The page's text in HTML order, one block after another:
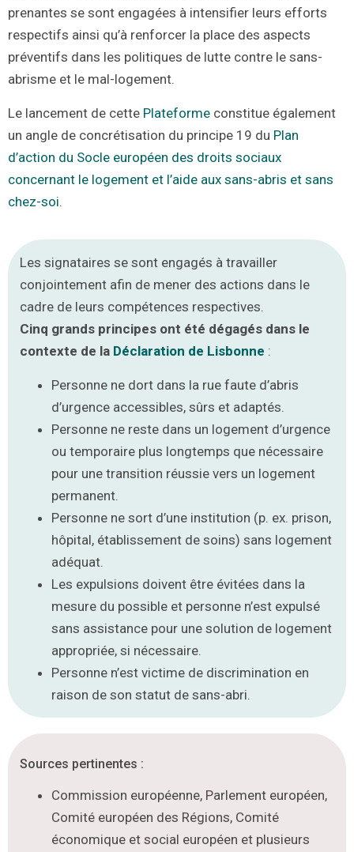
prenantes se sont engagées à intensifier leurs efforts
respectifs ainsi qu’à renforcer la place des aspects
préventifs dans les politiques de lutte contre le sans-
abrisme et le mal-logement.
Le lancement de cette Plateforme constitue également
un angle de concrétisation du principe 19 du Plan
d’action du Socle européen des droits sociaux
concernant le logement et l’aide aux sans-abris et sans
chez-soi.
Les signataires se sont engagés à travailler
conjointement afin de mener des actions dans le
cadre de leurs compétences respectives.
Cinq grands principes ont été dégagés dans le
contexte de la Déclaration de Lisbonne :
Personne ne dort dans la rue faute d’abris
d’urgence accessibles, sûrs et adaptés.
Personne ne reste dans un logement d’urgence
ou temporaire plus longtemps que nécessaire
pour une transition réussie vers un logement
permanent.
Personne ne sort d’une institution (p. ex. prison,
hôpital, établissement de soins) sans logement
adéquat.
Les expulsions doivent être évitées dans la
mesure du possible et personne n’est expulsé
sans assistance pour une solution de logement
appropriée, si nécessaire.
Personne n’est victime de discrimination en
raison de son statut de sans-abri.
Sources pertinentes :
Commission européenne, Parlement européen,
Comité européen des Régions, Comité
économique et social européen et plusieurs